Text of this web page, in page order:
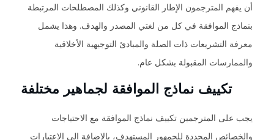
أن يفهم المترجمون الإطار القانوني وكذلك المصطلحات المرتبطة
بنماذج الموافقة في كل من لغتي المصدر والهدف. وهذا يشمل
معرفة التشريعات ذات الصلة والمبادئ التوجيهية الأخلاقية
والممارسات المقبولة بشكل عام.
تكييف نماذج الموافقة لجماهير مختلفة
يجب على المترجمين تكييف نماذج الموافقة مع الاحتياجات
والخصائص المحددة للجمهور المستهدف، بالإضافة إلى الاعتبارات